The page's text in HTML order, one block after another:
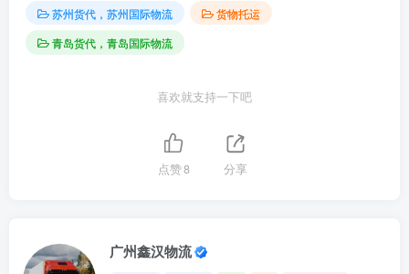
苏州货代，苏州国际物流
货物托运
青岛货代，青岛国际物流
喜欢就支持一下吧
点赞8 分享
广州鑫汉物流